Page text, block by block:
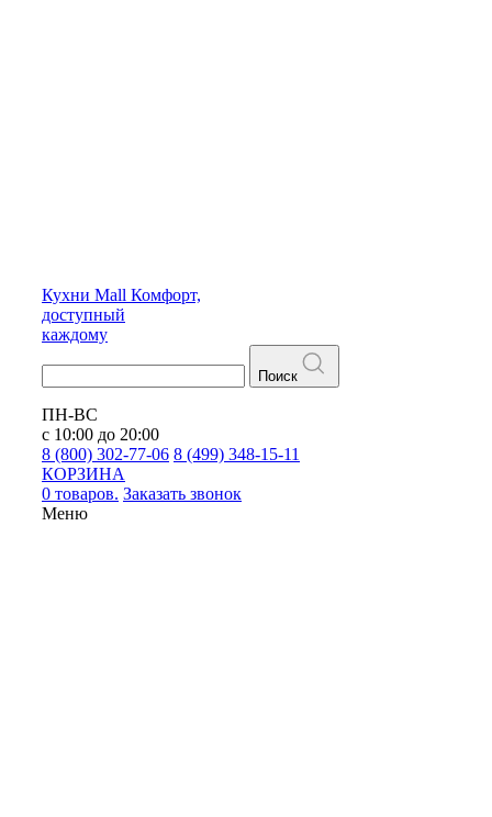
Кухни Mall Комфорт,
доступный
каждому
Поиск
ПН-ВС
с 10:00 до 20:00
8 (800) 302-77-06 8 (499) 348-15-11
КОРЗИНА
0 товаров. Заказать звонок
Меню